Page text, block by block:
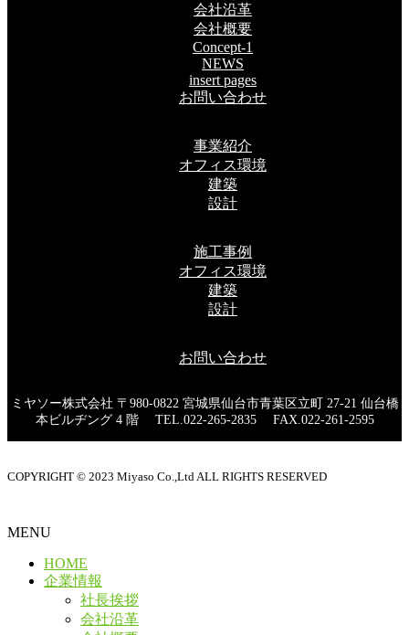
会社沿革
会社概要
Concept-1
NEWS
insert pages
お問い合わせ
事業紹介
オフィス環境
建築
設計
施工事例
オフィス環境
建築
設計
お問い合わせ
ミヤソー株式会社 〒980-0822 宮城県仙台市青葉区立町 27-21 仙台橋
本ビルヂング 4 階 TEL.022-265-2835 FAX.022-261-2595
COPYRIGHT © 2023 Miyaso Co.,Ltd ALL RIGHTS RESERVED
MENU
HOME
企業情報
社長挨拶
会社沿革